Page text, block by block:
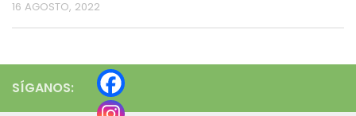
16 AGOSTO, 2022
SÍGANOS: